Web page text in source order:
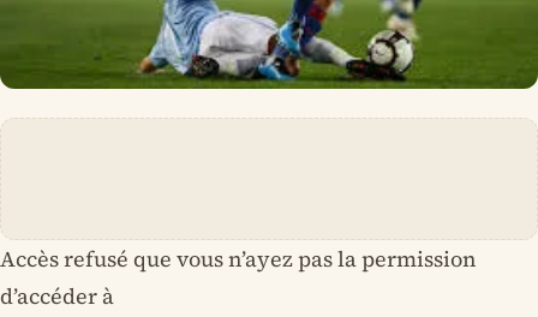
Accès refusé que vous n’ayez pas la permission
d’accéder à